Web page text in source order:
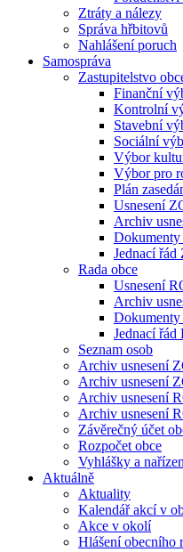
Ztráty a nálezy
Správa hřbitovů
Nahlášení poruch
Samospráva
Zastupitelstvo
Finanční
Kontrolní
Stavební
Sociální
Výbor
Výbor pro
Plán
Usnesení
Archiv
Jednací řád
Rada obce
Usnesení
Archiv
Jednací řád
Seznam osob
Archiv usnesení
Archiv usnesení
Archiv usnesení
Archiv usnesení
Závěrečný účet
Rozpočet obce
Vyhlášky a
Aktuálně
Aktuality
Kalendář akcí v
Akce v okolí
Hlášení obecního